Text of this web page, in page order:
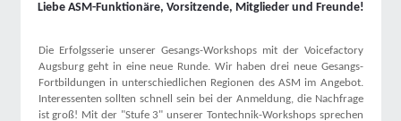
Liebe ASM-Funktionäre, Vorsitzende, Mitglieder und Freunde!
Die Erfolgsserie unserer Gesangs-Workshops mit der Voicefactory
Augsburg geht in eine neue Runde. Wir haben drei neue Gesangs-
Fortbildungen in unterschiedlichen Regionen des ASM im Angebot.
Interessenten sollten schnell sein bei der Anmeldung, die Nachfrage
ist groß! Mit der "Stufe 3" unserer Tontechnik-Workshops sprechen